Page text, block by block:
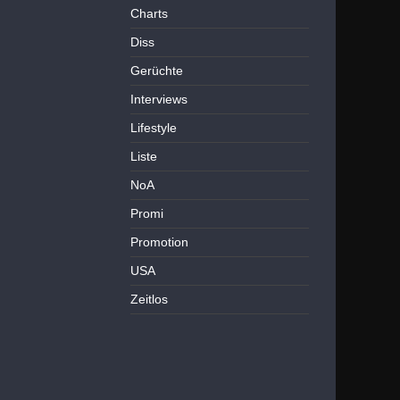
Charts
Diss
Gerüchte
Interviews
Lifestyle
Liste
NoA
Promi
Promotion
USA
Zeitlos